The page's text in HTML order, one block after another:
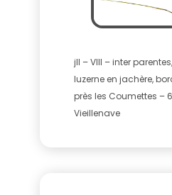
jll – VIII – inter
luzerne en jachère,
près les Coumettes –
Vieillenave